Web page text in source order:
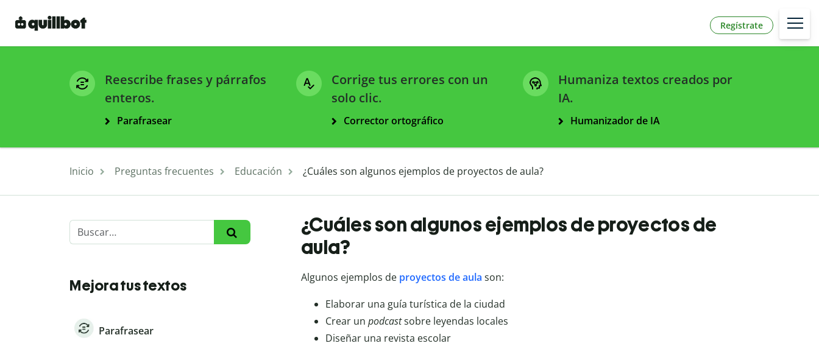
Regístrate
Reescribe frases y párrafos
enteros.
Parafrasear
Corrige tus errores con un
solo clic.
Corrector ortográfico
Humaniza textos creados por
IA.
Humanizador de IA
Inicio Preguntas frecuentes Educación ¿Cuáles son algunos ejemplos de proyectos de aula?
Mejora tus textos
Parafrasear
¿Cuáles son algunos ejemplos de proyectos de
aula?
Algunos ejemplos de proyectos de aula son:
Elaborar una guía turística de la ciudad
Crear un podcastsobre leyendas locales
Diseñar una revista escolar